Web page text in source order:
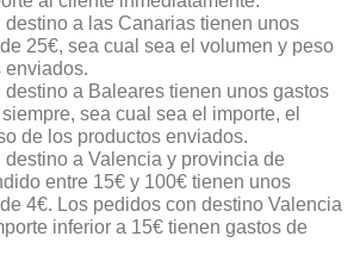
destino a las Canarias tienen unos
25€, sea cual sea el volumen y peso
enviados.
destino a Baleares tienen unos gastos
sea cual sea el importe, el
de los productos enviados.
destino a Valencia y provincia de
entre 15€ y 100€ tienen unos
4€. Los pedidos con destino Valencia
inferior a 15€ tienen gastos de